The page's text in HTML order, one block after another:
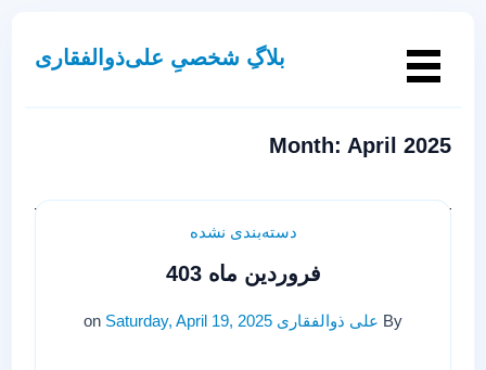
بلاگِ شخصیِ علی‌ذوالفقاری
Month: April 2025
دسته‌بندی نشده
فروردین ماه 403
By علی ذوالفقاری on Saturday, April 19, 2025